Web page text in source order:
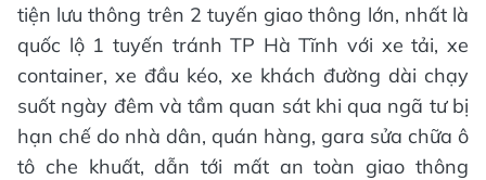
tiện lưu thông trên 2 tuyến giao thông lớn, nhất là
quốc lộ 1 tuyến tránh TP Hà Tĩnh với xe tải, xe
container, xe đầu kéo, xe khách đường dài chạy
suốt ngày đêm và tầm quan sát khi qua ngã tư bị
hạn chế do nhà dân, quán hàng, gara sửa chữa ô
tô che khuất, dẫn tới mất an toàn giao thông